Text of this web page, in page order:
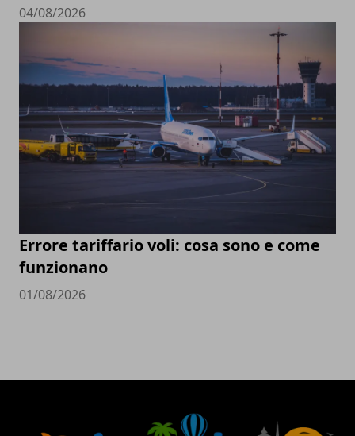
04/08/2026
Errore tariffario voli: cosa sono e come
funzionano
01/08/2026